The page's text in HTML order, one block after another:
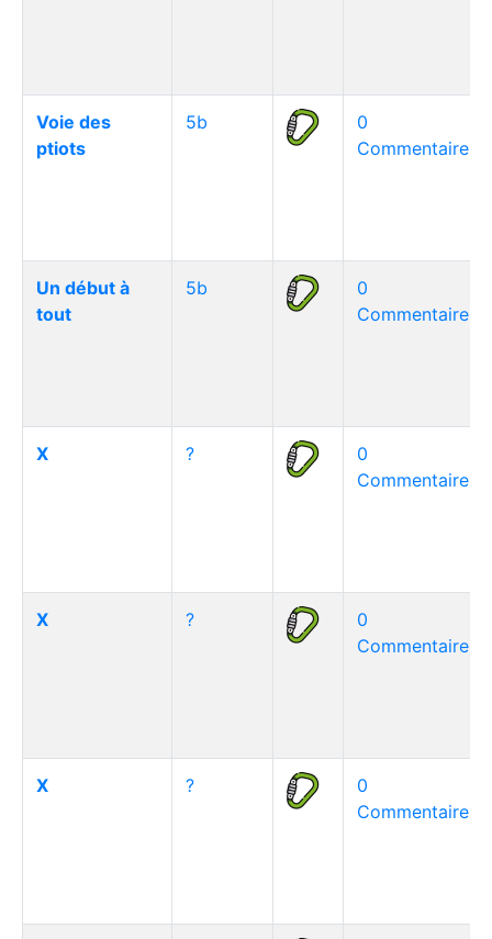
Voie des
ptiots
5b
0
Commentaire(s)
Un début à
tout
5b
0
Commentaire(s)
X ?
0
Commentaire(s)
X ?
0
Commentaire(s)
X ?
0
Commentaire(s)